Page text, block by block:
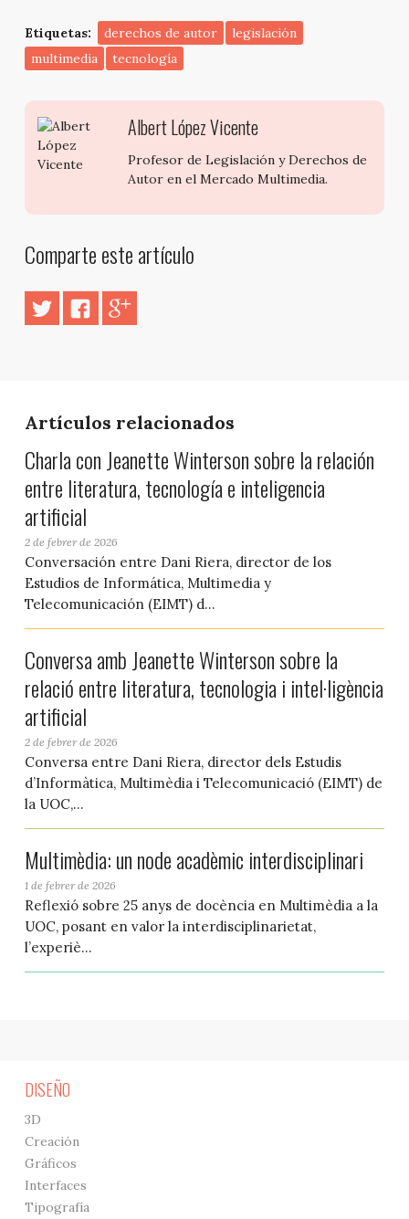
Etiquetas: derechos de autor
legislación
multimedia
tecnología
Albert López Vicente
Profesor de Legislación y Derechos de
Autor en el Mercado Multimedia.
Comparte este artículo
Artículos relacionados
Charla con Jeanette Winterson sobre la relación
entre literatura, tecnología e inteligencia
artificial
2 de febrer de 2026
Conversación entre Dani Riera, director de los
Estudios de Informática, Multimedia y
Telecomunicación (EIMT) d...
Conversa amb Jeanette Winterson sobre la
relació entre literatura, tecnologia i intel·ligència
artificial
2 de febrer de 2026
Conversa entre Dani Riera, director dels Estudis
d’Informàtica, Multimèdia i Telecomunicació (EIMT) de
la UOC,...
Multimèdia: un node acadèmic interdisciplinari
1 de febrer de 2026
Reflexió sobre 25 anys de docència en Multimèdia a la
UOC, posant en valor la interdisciplinarietat,
l’experiè...
DISEÑO
3D
Creación
Gráficos
Interfaces
Tipografía